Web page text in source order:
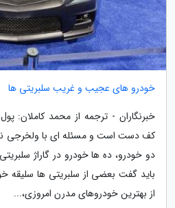
خودرو های عجیب و غریب سلبریتی ها
خبرنگاران - ترجمه از محمد کاملان:
کف دست است و مسئله ای با ولخرجی
دو خودرو، ده ها خودرو در گاراژ
باید گفت بعضی از سلبریتی ها سلیقه
از بهترین خودروهای مدرن امروزی،...